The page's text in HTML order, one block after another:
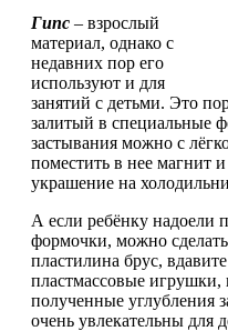
Гипс – взрослый
материал, однако с
недавних пор его
используют и для
занятий с детьми. Это
залитый в специальные
застывания можно с
поместить в нее магнит
украшение на
А если ребёнку надоели
формочки, можно
пластилина брус,
пластмассовые игрушки,
полученные углубления
очень увлекательны для